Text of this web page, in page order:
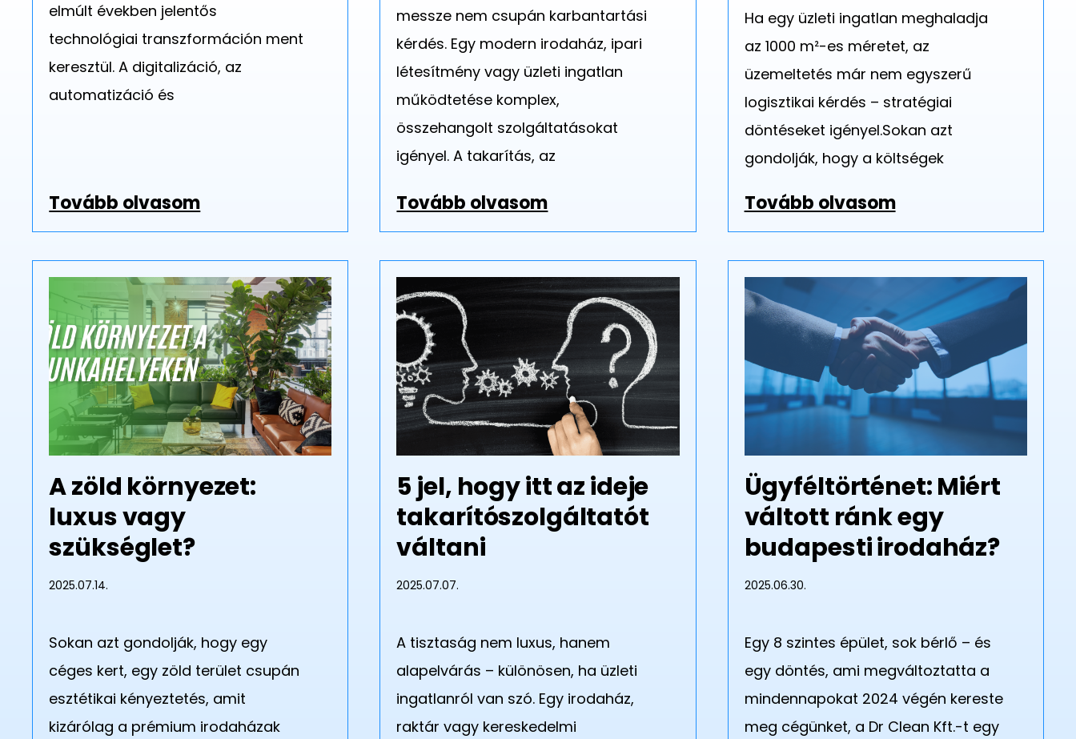
elmúlt években jelentős
technológiai transzformáción ment
keresztül. A digitalizáció, az
automatizáció és
Tovább olvasom
messze nem csupán karbantartási
kérdés. Egy modern irodaház, ipari
létesítmény vagy üzleti ingatlan
működtetése komplex,
összehangolt szolgáltatásokat
igényel. A takarítás, az
Tovább olvasom
Ha egy üzleti ingatlan meghaladja
az 1000 m²-es méretet, az
üzemeltetés már nem egyszerű
logisztikai kérdés – stratégiai
döntéseket igényel.Sokan azt
gondolják, hogy a költségek
Tovább olvasom
A zöld környezet:
luxus vagy
szükséglet?
2025.07.14.
Sokan azt gondolják, hogy egy
céges kert, egy zöld terület csupán
esztétikai kényeztetés, amit
kizárólag a prémium irodaházak
5 jel, hogy itt az ideje
takarítószolgáltatót
váltani
2025.07.07.
A tisztaság nem luxus, hanem
alapelvárás – különösen, ha üzleti
ingatlanról van szó. Egy irodaház,
raktár vagy kereskedelmi
Ügyféltörténet: Miért
váltott ránk egy
budapesti irodaház?
2025.06.30.
Egy 8 szintes épület, sok bérlő – és
egy döntés, ami megváltoztatta a
mindennapokat 2024 végén kereste
meg cégünket, a Dr Clean Kft.-t egy